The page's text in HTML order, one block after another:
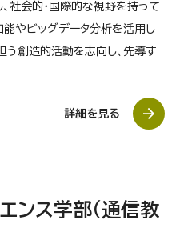
社会的・国際的な視野を持って
能やビッグデータ分析を活用し
う創造的活動を志向し、先導す
詳細を見る
ンス学部（通信教